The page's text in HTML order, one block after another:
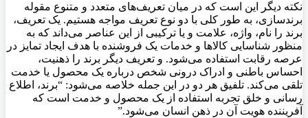
نکته دیگر این است که در میان تعریف‌های متعدد و متنوع مقوله
برندسازی، به طور کلی با دو نوع تعریف مواجه هستیم. یک تعریف،
برند را نام، واژه، علامت و یا ترکیبی از این عناصر می‌داند که به
منظور شناسایی کالاها و خدمات یک فروشنده با هدف ایجاد تمایز در
عرصه رقابت استفاده می‌شود. و تعریف دیگر برند را ذهنیت،
احساس باطنی و ادراک درونی شخص درباره یک محصول یا خدمت
تلقی می‌کند. تلفیق هر دو در این جمله خلاصه می‌شود: “برند، اطلاع
رسانی و خلق تجربه استفاده از یک محصول و خدمت است که
آفریننده هویت آن در ذهن انسان می‌شود.”